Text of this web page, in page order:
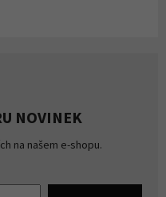
NOVINEK
na našem e-shopu.